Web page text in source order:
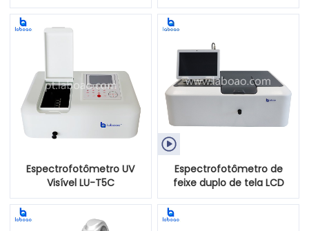
Espectrofotômetro UV
Visível LU-T5C

Espectrofotômetro de
feixe duplo de tela LCD
móvel